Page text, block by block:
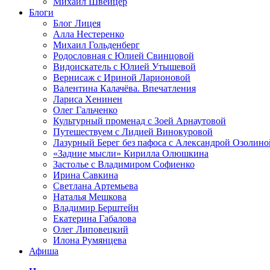
Блоги
Блог Лицея
Алла Нестеренко
Михаил Гольденберг
Родословная с Юлией Свинцовой
Видоискатель с Юлией Утышевой
Вернисаж с Ириной Ларионовой
Валентина Калачёва. Впечатления
Лариса Хенинен
Олег Гальченко
Культурный променад с Зоей Арнаутовой
Путешествуем с Лидией Винокуровой
Лазурный Берег без пафоса с Александрой
«Задние мысли» Кирилла Олюшкина
Застолье с Владимиром Софиенко
Ирина Савкина
Светлана Артемьева
Наталья Мешкова
Владимир Берштейн
Екатерина Габалова
Олег Липовецкий
Илона Румянцева
Афиша